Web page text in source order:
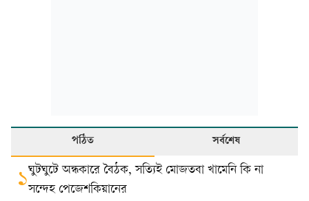
পঠিত সর্বশেষ
১ঘুটঘুটে অন্ধকারে বৈঠক, সত্যিই মোজতবা খামেনি কি না
সন্দেহ পেজেশকিয়ানের